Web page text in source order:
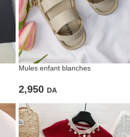
Mules enfant blanches
2,950 DA